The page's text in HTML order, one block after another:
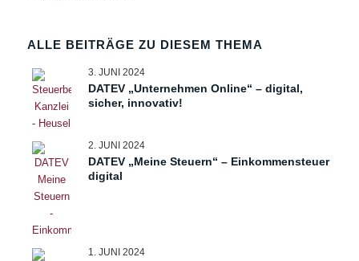
ALLE BEITRÄGE ZU DIESEM THEMA
3. JUNI 2024
DATEV „Unternehmen Online“ – digital,
sicher, innovativ!
2. JUNI 2024
DATEV „Meine Steuern“ – Einkommensteuer
digital
1. JUNI 2024